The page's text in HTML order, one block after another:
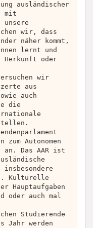
ausländischer
mit
unsere
wir, dass
näher kommt,
lernt und
Herkunft oder
wir
aus
auch
die
Autonomen
an. Das AAR ist
Kulturelle
Hauptaufgaben
oder auch mal
Studierende
werden